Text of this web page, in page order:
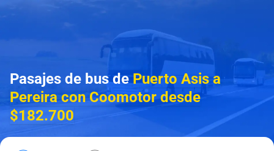
Pasajes de bus dePuerto Asis a
Pereira con Coomotor desde
$182.700